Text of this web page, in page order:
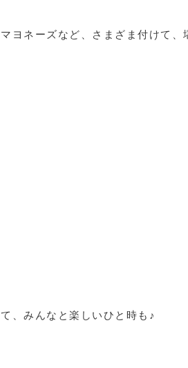
ヨネーズなど、さまざま付けて、
、みんなと楽しいひと時も♪